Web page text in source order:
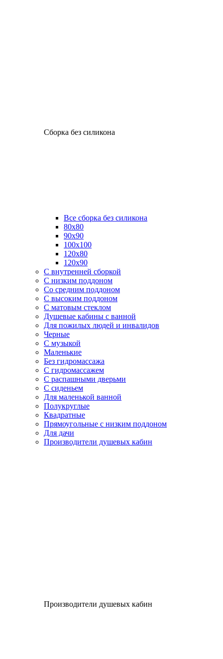
Сборка без силикона
Все сборка без силикона
80х80
90х90
100х100
120х80
120х90
С внутренней сборкой
C низким поддоном
Со средним поддоном
С высоким поддоном
С матовым стеклом
Душевые кабины с ванной
Для пожилых людей и инвалидов
Черные
С музыкой
Маленькие
Без гидромассажа
С гидромассажем
С распашными дверьми
С сиденьем
Для маленькой ванной
Полукруглые
Квадратные
Прямоугольные с низким поддоном
Для дачи
Производители душевых кабин
Производители душевых кабин